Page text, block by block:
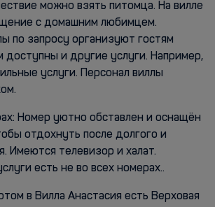
можно взять питомца. На вилле
с домашним любимцем.
по запросу организуют гостям
доступны и другие услуги. Например,
услуги. Персонал виллы
Номер уютно обставлен и оснащён
отдохнуть после долгого и
Имеются телевизор и халат.
есть не во всех номерах..
в Вилла Анастасия есть Верховая